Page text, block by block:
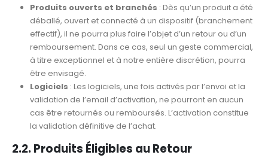
Produits ouverts et branchés : Dès qu’un produit a été
déballé, ouvert et connecté à un dispositif (branchement
effectif), il ne pourra plus faire l’objet d’un retour ou d’un
remboursement. Dans ce cas, seul un geste commercial,
à titre exceptionnel et à notre entière discrétion, pourra
être envisagé.
Logiciels : Les logiciels, une fois activés par l’envoi et la
validation de l’email d’activation, ne pourront en aucun
cas être retournés ou remboursés. L’activation constitue
la validation définitive de l’achat.
2.2. Produits Éligibles au Retour